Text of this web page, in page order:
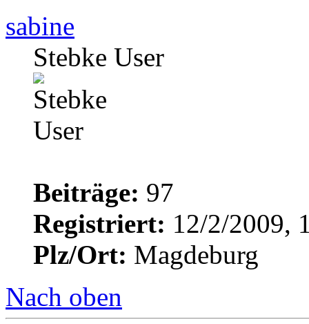
sabine
Stebke User
Beiträge: 97
Registriert: 12/2/2009,
Plz/Ort: Magdeburg
Nach oben